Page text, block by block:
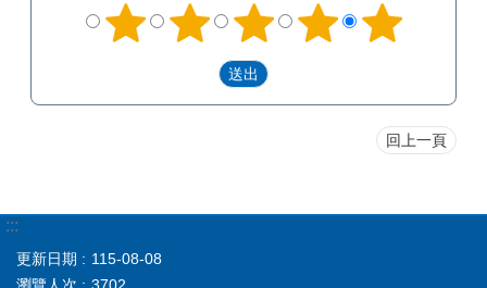
回上一頁
:::
更新日期
115-08-08